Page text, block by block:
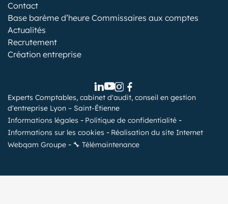
Contact
Base barème d’heure Commissaires aux comptes
Actualités
Recrutement
Création entreprise
Experts Comptables, cabinet d'audit, conseil en gestion
d'entreprise Lyon – Saint-Étienne
Informations légales
Politique de confidentialité
Informations sur les cookies
Réalisation du site Internet
Webqam Groupe
🔧 Télémaintenance